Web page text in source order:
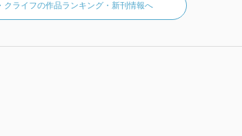
クライフの作品ランキング・新刊情報へ